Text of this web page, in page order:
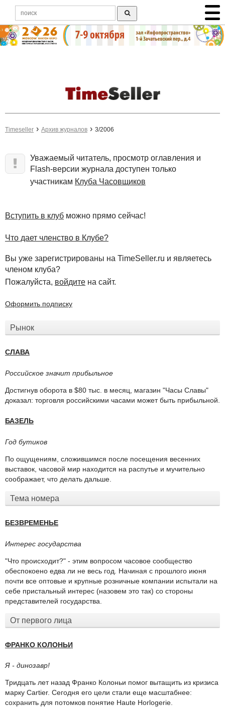
Timeseller Архив журналов 3/2006
Уважаемый читатель, просмотр оглавления и
Flash-версии журнала доступен только
участникам Клуба Часовщиков
Вступить в клуб можно прямо сейчас!
Что дает членство в Клубе?
Вы уже зарегистрированы на TimeSeller.ru и являетесь
членом клуба?
Пожалуйста, войдите на сайт.
Оформить подписку
Рынок
СЛАВА
Российское значит прибыльное
Достигнув оборота в $80 тыс. в месяц, магазин "Часы Славы"
доказал: торговля российскими часами может быть прибыльной.
БАЗЕЛЬ
Год бутиков
По ощущениям, сложившимся после посещения весенних
выставок, часовой мир находится на распутье и мучительно
соображает, что делать дальше.
Тема номера
БЕЗВРЕМЕНЬЕ
Интерес государства
"Что происходит?" - этим вопросом часовое сообщество
обеспокоено едва ли не весь год. Начиная с прошлого июня
почти все оптовые и крупные розничные компании испытали на
себе пристальный интерес (назовем это так) со стороны
представителей государства.
От первого лица
ФРАНКО КОЛОНЬИ
Я - динозавр!
Тридцать лет назад Франко Колоньи помог вытащить из кризиса
марку Cartier. Сегодня его цели стали еще масштабнее:
сохранить для потомков понятие Haute Horlogerie.